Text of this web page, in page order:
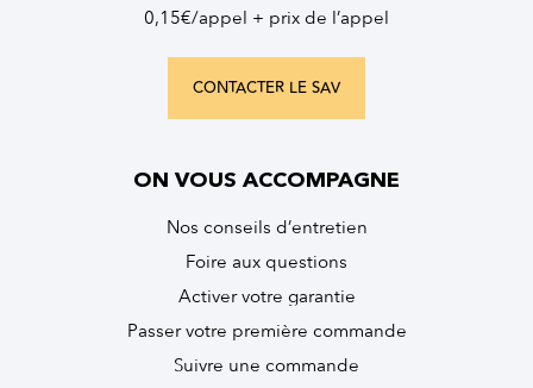
0,15€/appel + prix de l’appel
CONTACTER LE SAV
ON VOUS ACCOMPAGNE
Nos conseils d’entretien
Foire aux questions
Activer votre garantie
Passer votre première commande
Suivre une commande